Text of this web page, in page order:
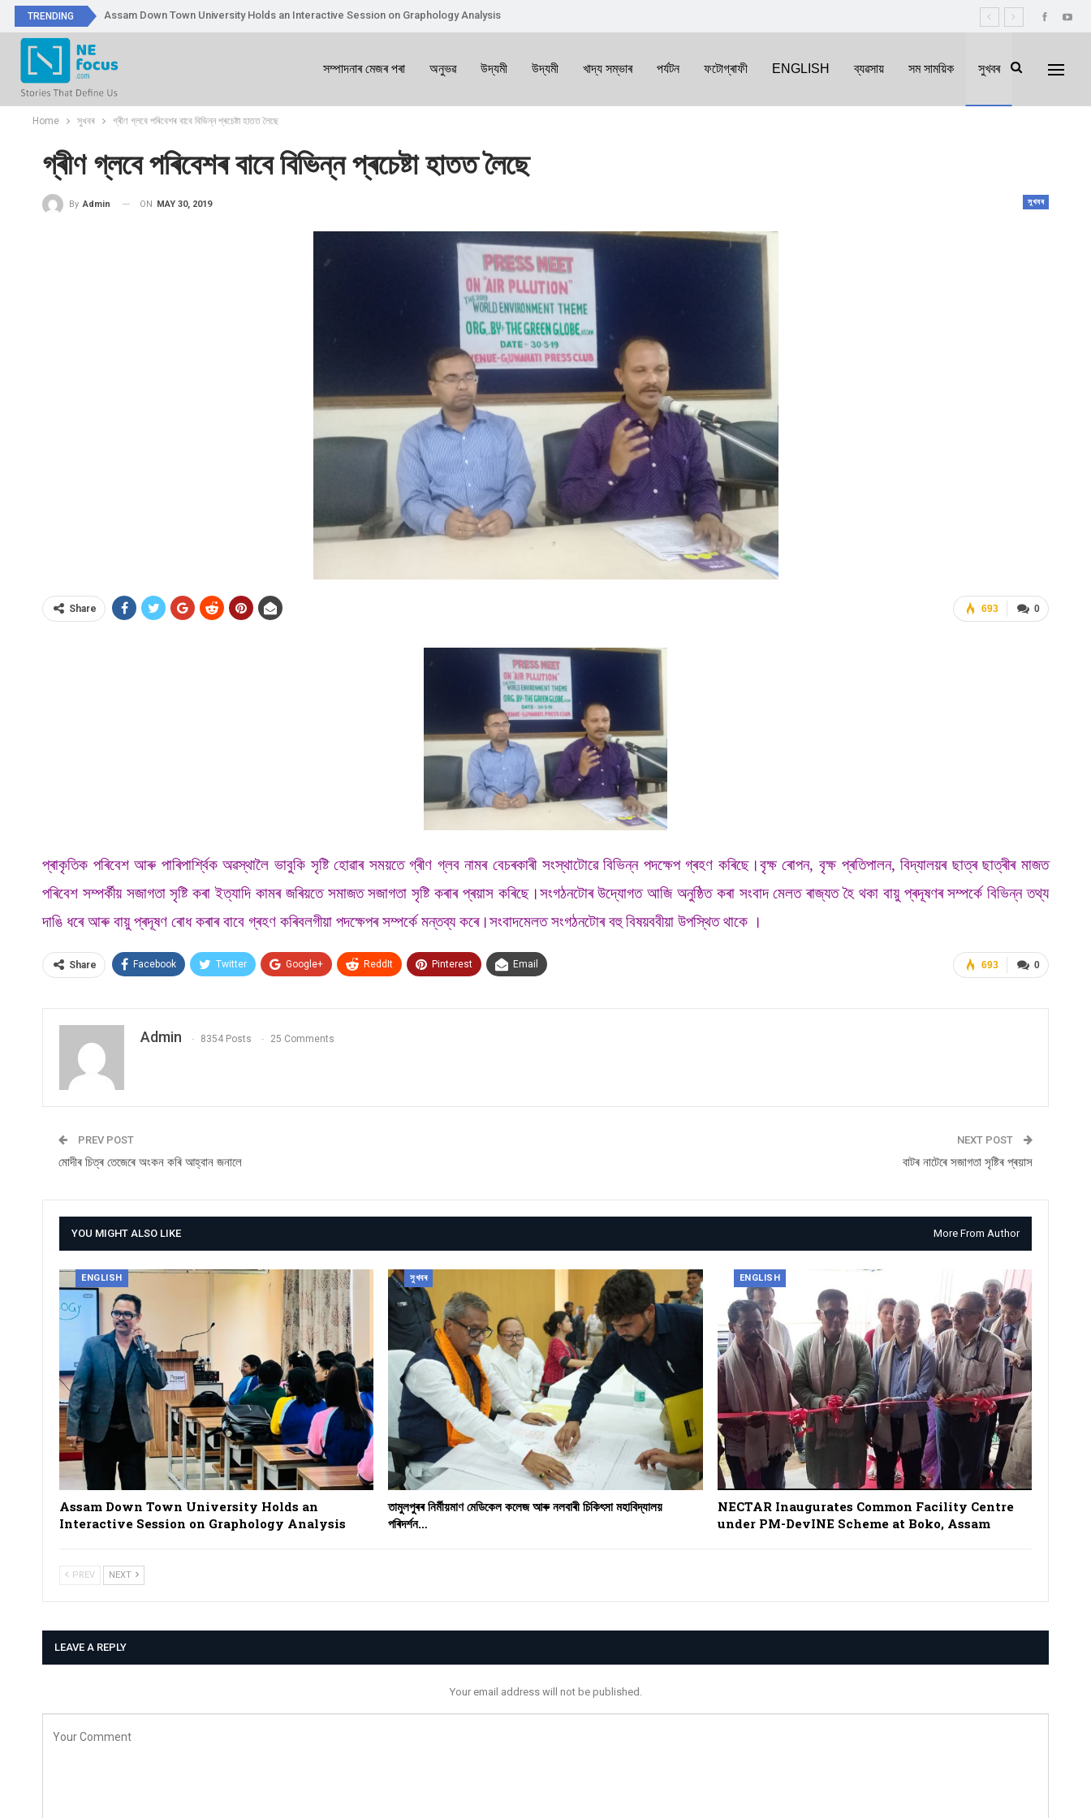
TRENDING Assam Down Town University Holds an Interactive Session on Graphology Analysis
সম্পাদনাৰ মেজৰ পৰা অনুভৱ উদ্যমী উদ্যমী খাদ্য সম্ভাৰ পৰ্যটন ফটোগ্ৰাফী ENGLISH ব্যৱসায় সম সাময়িক সুখবৰ
Home সুখবৰ গ্ৰীণ গ্লবে পৰিবেশৰ বাবে বিভিন্ন প্ৰচেষ্টা হাতত লৈছে
গ্ৰীণ গ্লবে পৰিবেশৰ বাবে বিভিন্ন প্ৰচেষ্টা হাতত লৈছে
সুখবৰ
By Admin ON MAY 30, 2019
0
693
Share
প্ৰাকৃতিক পৰিবেশ আৰু পাৰিপাৰ্শ্বিক অৱস্থালৈ ভাবুকি সৃষ্টি হোৱাৰ সময়তে গ্ৰীণ গ্লব নামৰ বেচৰকাৰী সংস্থাটোৱে বিভিন্ন পদক্ষেপ গ্ৰহণ কৰিছে।বৃক্ষ ৰোপন, বৃক্ষ প্ৰতিপালন, বিদ্যালয়ৰ ছাত্ৰ ছাত্ৰীৰ মাজত
পৰিবেশ সম্পৰ্কীয় সজাগতা সৃষ্টি কৰা ইত্যাদি কামৰ জৰিয়তে সমাজত সজাগতা সৃষ্টি কৰাৰ প্ৰয়াস কৰিছে।সংগঠনটোৰ উদ্যোগত আজি অনুষ্ঠিত কৰা সংবাদ মেলত ৰাজ্যত হৈ থকা বায়ু প্ৰদূষণৰ সম্পৰ্কে বিভিন্ন তথ্য
দাঙি ধৰে আৰু বায়ু প্ৰদূষণ ৰোধ কৰাৰ বাবে গ্ৰহণ কৰিবলগীয়া পদক্ষেপৰ সম্পৰ্কে মন্তব্য কৰে।সংবাদমেলত সংগঠনটোৰ বহু বিষয়ববীয়া উপস্থিত থাকে ।
0
693
Share Facebook Twitter Google+ ReddIt Pinterest Email
Admin 8354 Posts 25 Comments
PREV POST
মোদীৰ চিত্ৰ তেজেৰে অংকন কৰি আহ্বান জনালে
NEXT POST
বাটৰ নাটেৰে সজাগতা সৃষ্টিৰ প্ৰয়াস
YOU MIGHT ALSO LIKE More From Author
ENGLISH
Assam Down Town University Holds an
Interactive Session on Graphology Analysis
সুখবৰ
তামুলপুৰৰ নিৰ্মীয়মাণ মেডিকেল কলেজ আৰু নলবাৰী চিকিৎসা মহাবিদ্যালয়
পৰিদৰ্শন…
ENGLISH
NECTAR Inaugurates Common Facility Centre
under PM-DevINE Scheme at Boko, Assam
PREV NEXT
LEAVE A REPLY
Your email address will not be published.